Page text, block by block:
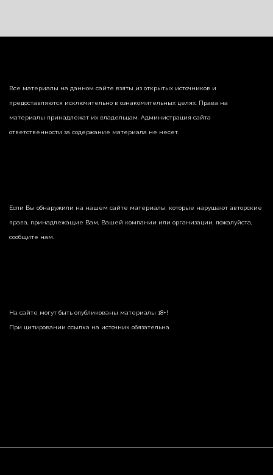
Все материалы на данном сайте взяты из открытых источников и
предоставляются исключительно в ознакомительных целях. Права на
материалы принадлежат их владельцам. Администрация сайта
ответственности за содержание материала не несет.
Если Вы обнаружили на нашем сайте материалы, которые нарушают авторские
права, принадлежащие Вам, Вашей компании или организации, пожалуйста,
сообщите нам.
На сайте могут быть опубликованы материалы 18+!
При цитировании ссылка на источник обязательна.